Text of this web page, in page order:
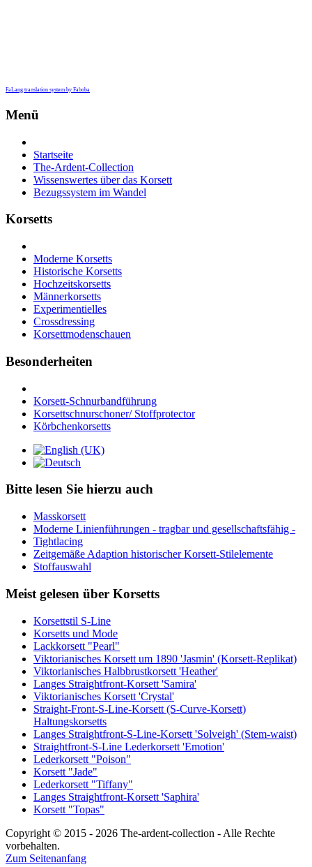
FaLang translation system by Faboba
Menü
Startseite
The-Ardent-Collection
Wissenswertes über das Korsett
Bezugssystem im Wandel
Korsetts
Moderne Korsetts
Historische Korsetts
Hochzeitskorsetts
Männerkorsetts
Experimentielles
Crossdressing
Korsettmodenschauen
Besonderheiten
Korsett-Schnurbandführung
Korsettschnurschoner/ Stoffprotector
Körbchenkorsetts
Bitte lesen Sie hierzu auch
Masskorsett
Moderne Linienführungen - tragbar und gesellschaftsfähig -
Tightlacing
Zeitgemäße Adaption historischer Korsett-Stilelemente
Stoffauswahl
Meist gelesen über Korsetts
Korsettstil S-Line
Korsetts und Mode
Lackkorsett "Pearl"
Viktorianisches Korsett um 1890 'Jasmin' (Korsett-Replikat)
Viktorianisches Halbbrustkorsett 'Heather'
Langes Straightfront-Korsett 'Samira'
Viktorianisches Korsett 'Crystal'
Straight-Front-S-Line-Korsett (S-Curve-Korsett)
Haltungskorsetts
Langes Straightfront-S-Line-Korsett 'Solveigh' (Stem-waist)
Straightfront-S-Line Lederkorsett 'Emotion'
Lederkorsett "Poison"
Korsett "Jade"
Lederkorsett "Tiffany"
Langes Straightfront-Korsett 'Saphira'
Korsett "Topas"
Copyright © 2015 - 2026 The-ardent-collection - Alle Rechte
vorbehalten.
Zum Seitenanfang